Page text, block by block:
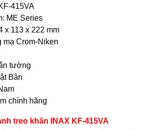
415VA
ME Series
x 113 x 222 mm
Crom-Niken
tường
Bản
chính hãng
treo khăn INAX KF-415VA